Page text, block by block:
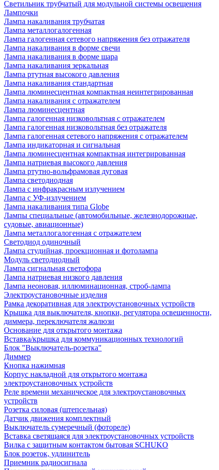
Светильник трубчатый для модульной системы освещения
Лампочки
Лампа накаливания трубчатая
Лампа металлогалогенная
Лампа галогенная сетевого напряжения без отражателя
Лампа накаливания в форме свечи
Лампа накаливания в форме шара
Лампа накаливания зеркальная
Лампа ртутная высокого давления
Лампа накаливания стандартная
Лампа люминесцентная компактная неинтегрированная
Лампа накаливания с отражателем
Лампа люминесцентная
Лампа галогенная низковольтная с отражателем
Лампа галогенная низковольтная без отражателя
Лампа галогенная сетевого напряжения с отражателем
Лампа индикаторная и сигнальная
Лампа люминесцентная компактная интегрированная
Лампа натриевая высокого давления
Лампа ртутно-вольфрамовая дуговая
Лампа светодиодная
Лампа с инфракрасным излучением
Лампа с УФ-излучением
Лампа накаливания типа Globe
Лампы специальные (автомобильные, железнодорожные,
судовые, авиационные)
Лампа металлогалогенная с отражателем
Светодиод одиночный
Лампа студийная, проекционная и фотолампа
Модуль светодиодный
Лампа сигнальная светофора
Лампа натриевая низкого давления
Лампа неоновая, иллюминационная, строб-лампа
Электроустановочные изделия
Рамка декоративная для электроустановочных устройств
Крышка для выключателя, кнопки, регулятора освещенности,
диммера, переключателя жалюзи
Основание для открытого монтажа
Вставка/крышка для коммуникационных технологий
Блок "Выключатель-розетка"
Диммер
Кнопка нажимная
Корпус накладной для открытого монтажа
электроустановочных устройств
Реле времени механическое для электроустановочных
устройств
Розетка силовая (штепсельная)
Датчик движения комплектный
Выключатель сумеречный (фотореле)
Вставка светящаяся для электроустановочных устройств
Вилка с защитным контактом бытовая SCHUKO
Блок розеток, удлинитель
Приемник радиосигнала